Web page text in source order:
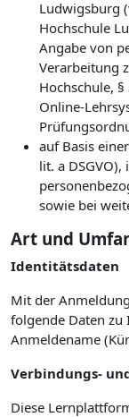
Ludwigsburg
Hochschule
Angabe von
Verarbeitung
Hochschule,
Online-
auf Basis
lit. a
sowie bei
Art und
Identitätsdaten
Mit der
folgende Daten zu
Anmeldename
Verbindungs-
Diese